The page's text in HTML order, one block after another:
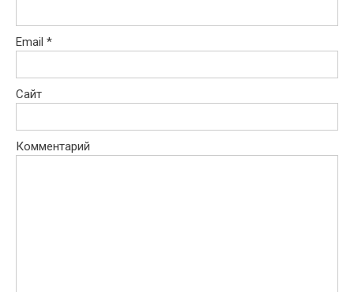
Email *
Сайт
Комментарий